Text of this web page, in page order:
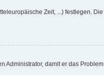
Zeit, ...) festlegen. Die
Administrator, damit er das Problem